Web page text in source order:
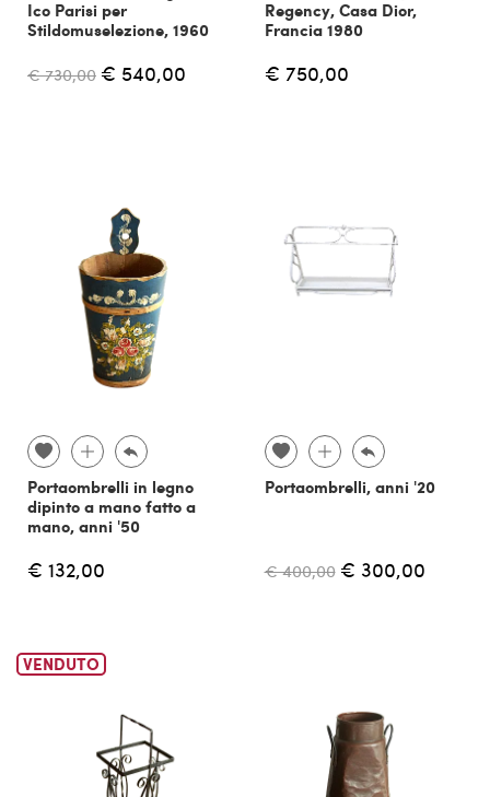
Ico Parisi per
Stildomuselezione, 1960
€ 730,00 € 540,00
Regency, Casa Dior,
Francia 1980
€ 750,00
Portaombrelli in legno
dipinto a mano fatto a
mano, anni '50
€ 132,00
Portaombrelli, anni '20
€ 400,00 € 300,00
VENDUTO